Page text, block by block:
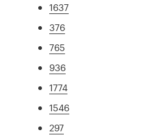
1637
376
765
936
1774
1546
297